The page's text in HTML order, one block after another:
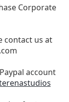
Corporate
contact us at
account